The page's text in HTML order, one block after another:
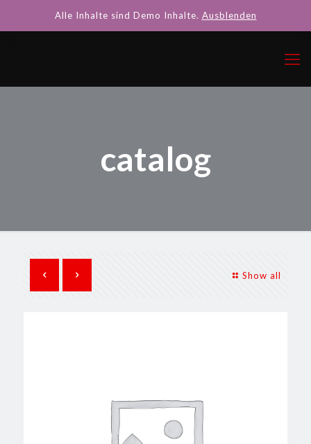
catalog
Show all
Alle Inhalte sind Demo Inhalte. Ausblenden